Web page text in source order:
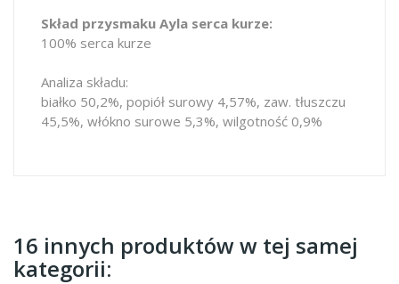
Skład przysmaku Ayla serca kurze:
100% serca kurze
Analiza składu:
białko 50,2%, popiół surowy 4,57%, zaw. tłuszczu
45,5%, włókno surowe 5,3%, wilgotność 0,9%
16 innych produktów w tej samej
kategorii: